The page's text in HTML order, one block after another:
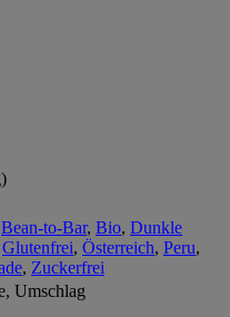
Bean-to-Bar, Bio, Dunkle
Glutenfrei, Österreich, Peru,
, Zuckerfrei